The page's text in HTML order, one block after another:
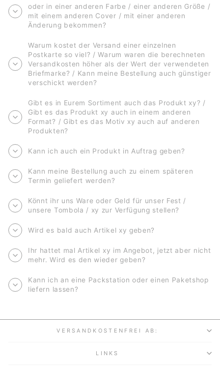
oder in einer anderen Farbe / einer anderen Größe /
mit einem anderen Cover / mit einer anderen
Änderung bekommen?
Warum kostet der Versand einer einzelnen
Postkarte so viel? / Warum waren die berechneten
Versandkosten höher als der Wert der verwendeten
Briefmarke? / Kann meine Bestellung auch günstiger
verschickt werden?
Gibt es in Eurem Sortiment auch das Produkt xy? /
Gibt es das Produkt xy auch in einem anderen
Format? / Gibt es das Motiv xy auch auf anderen
Produkten?
Kann ich auch ein Produkt in Auftrag geben?
Kann meine Bestellung auch zu einem späteren
Termin geliefert werden?
Könnt ihr uns Ware oder Geld für unser Fest /
unsere Tombola / xy zur Verfügung stellen?
Wird es bald auch Artikel xy geben?
Ihr hattet mal Artikel xy im Angebot, jetzt aber nicht
mehr. Wird es den wieder geben?
Kann ich an eine Packstation oder einen Paketshop
liefern lassen?
VERSANDKOSTENFREI AB:
LINKS